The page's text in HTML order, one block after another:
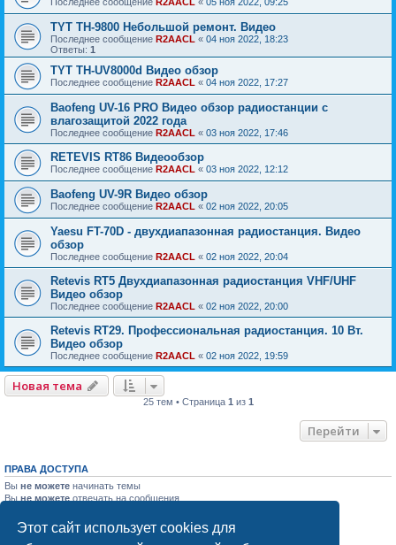
Этот сайт использует cookies для
TYT TH-9800 Небольшой ремонт. Видео
Последнее сообщение R2AACL « 04 ноя 2022, 18:23
Ответы: 1
TYT TH-UV8000d Видео обзор
Последнее сообщение R2AACL « 04 ноя 2022, 17:27
Baofeng UV-16 PRO Видео обзор радиостанции с
влагозащитой 2022 года
Последнее сообщение R2AACL « 03 ноя 2022, 17:46
RETEVIS RT86 Видеообзор
Последнее сообщение R2AACL « 03 ноя 2022, 12:12
Baofeng UV-9R Видео обзор
Последнее сообщение R2AACL « 02 ноя 2022, 20:05
Yaesu FT-70D - двухдиапазонная радиостанция. Видео
обзор
Последнее сообщение R2AACL « 02 ноя 2022, 20:04
Retevis RT5 Двухдиапазонная радиостанция VHF/UHF
Видео обзор
Последнее сообщение R2AACL « 02 ноя 2022, 20:00
Retevis RT29. Профессиональная радиостанция. 10 Вт.
Видео обзор
Последнее сообщение R2AACL « 02 ноя 2022, 19:59
Новая тема
25 тем • Страница 1 из 1
Перейти
ПРАВА ДОСТУПА
Вы не можете начинать темы
Вы не можете отвечать на сообщения
Выне можетеудалять свои сообщения
Выне можетедобавлять вложения